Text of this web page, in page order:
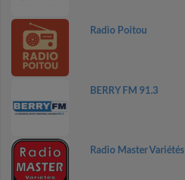
Radio Poitou
BERRY FM 91.3
Radio Master Variétés